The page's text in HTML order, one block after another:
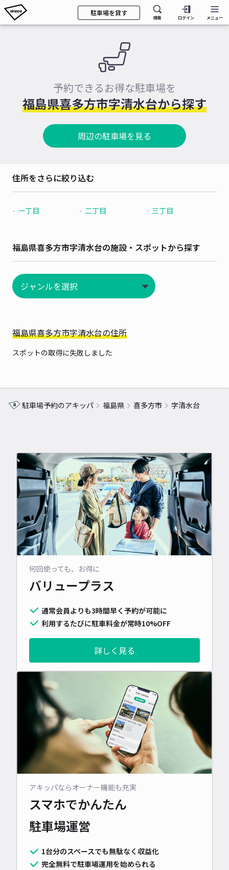
駐車場を貸す
検索 ログイン メニュー
予約できるお得な駐車場を
福島県喜多方市字清水台から探す
周辺の駐車場を見る
住所をさらに絞り込む
一丁目 二丁目 三丁目
福島県喜多方市字清水台の施設・スポットから探す
福島県喜多方市字清水台の住所
スポットの取得に失敗しました
駐車場予約のアキッパ 福島県 喜多方市 字清水台
何回使っても、お得に
バリュープラス
通常会員よりも3時間早く予約が可能に
利用するたびに駐車料金が常時10%OFF
詳しく見る
アキッパならオーナー機能も充実
スマホでかんたん
駐車場運営
1台分のスペースでも無駄なく収益化
完全無料で駐車場運用を始められる